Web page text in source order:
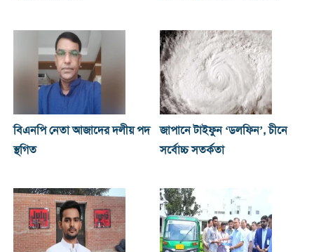
বিএনপি নেতা আজাদের দলীয় পদ
স্থগিত
জাপানে টাইফুন ‘ডলফিন’, চীনে
সর্বোচ্চ সতর্কতা